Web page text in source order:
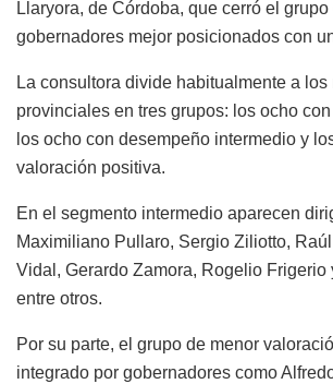
Llaryora, de Córdoba, que cerró el
gobernadores mejor posicionados con
La consultora divide habitualmente a los
provinciales en tres grupos: los ocho
los ocho con desempeño intermedio y
valoración positiva.
En el segmento intermedio aparecen
Maximiliano Pullaro, Sergio Ziliotto,
Vidal, Gerardo Zamora, Rogelio Frigerio
entre otros.
Por su parte, el grupo de menor
integrado por gobernadores como